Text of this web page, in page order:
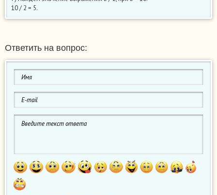
10 / 2 = 5.
Ответить на вопрос: